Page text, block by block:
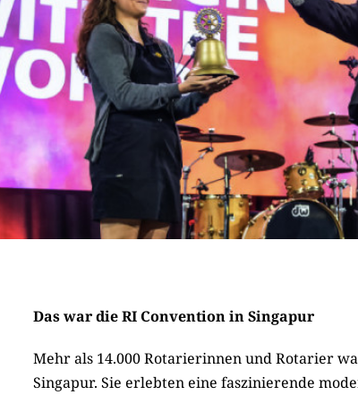
Das war die RI Convention in Singapur
Mehr als 14.000 Rotarierinnen und Rotarier
Singapur. Sie erlebten eine faszinierende